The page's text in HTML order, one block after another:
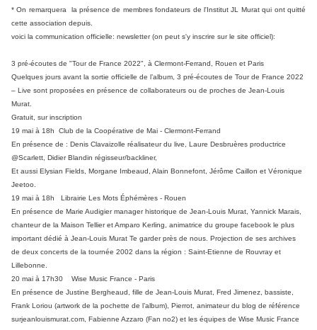
* On remarquera la présence de membres fondateurs de l'Institut JL Murat qui ont quitté
cette association depuis.
voici la communication officielle: newsletter (on peut s'y inscrire sur le site officiel):
3 pré-écoutes de "Tour de France 2022", à Clermont-Ferrand, Rouen et Paris
Quelques jours avant la sortie officielle de l’album, 3 pré-écoutes de Tour de France 2022
– Live sont proposées en présence de collaborateurs ou de proches de Jean-Louis
Murat.
Gratuit, sur inscription
19 mai à 18h Club de la Coopérative de Mai - Clermont-Ferrand
En présence de : Denis Clavaizolle réalisateur du live, Laure Desbruères productrice
@Scarlett, Didier Blandin régisseur/backliner,
Et aussi Elysian Fields, Morgane Imbeaud, Alain Bonnefont, Jérôme Caillon et Véronique
Jeetoo.
19 mai à 18h Librairie Les Mots Éphémères - Rouen
En présence de Marie Audigier manager historique de Jean-Louis Murat, Yannick Marais,
chanteur de la Maison Tellier et Amparo Kerling, animatrice du groupe facebook le plus
important dédié à Jean-Louis Murat Te garder près de nous. Projection de ses archives
de deux concerts de la tournée 2002 dans la région : Saint-Etienne de Rouvray et
Lillebonne.
20 mai à 17h30 Wise Music France - Paris
En présence de Justine Bergheaud, fille de Jean-Louis Murat, Fred Jimenez, bassiste,
Frank Loriou (artwork de la pochette de l’album), Pierrot, animateur du blog de référence
surjeanlouismurat.com, Fabienne Azzaro (Fan no2) et les équipes de Wise Music France